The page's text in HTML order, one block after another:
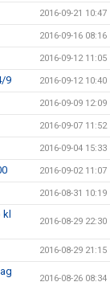
2016-09-21 10:47
2016-09-16 08:16
2016-09-12 11:05
9 2016-09-12 10:40
2016-09-09 12:09
2016-09-07 11:52
2016-09-04 15:33
2016-09-02 11:07
2016-08-31 10:19
2016-08-29 22:30
2016-08-29 21:15
2016-08-26 08:34